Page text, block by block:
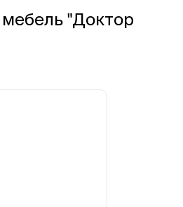
"Доктор